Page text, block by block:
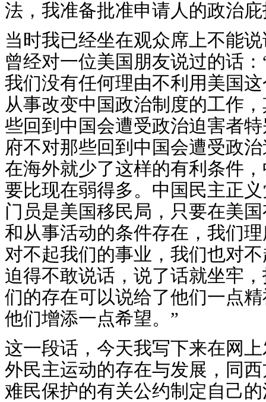
法，我准备批准申请人的政治
当时我已经坐在观众席上不能
曾经对一位美国朋友说过的话
我们没有任何理由不利用美国
从事改变中国政治制度的工作
些回到中国会遭受政治迫害者
府不对那些回到中国会遭受政
在海外就少了这样的有利条件
要比现在弱得多。中国民主正
门员是美国移民局，只要在美
和从事活动的条件存在，我们
对不起我们的事业，我们也对
迫得不敢说话，说了话就坐牢
们的存在可以说给了他们一点
他们增添一点希望。”
这一段话，今天我写下来在网
外民主运动的存在与发展，同
难民保护的有关公约制定自己